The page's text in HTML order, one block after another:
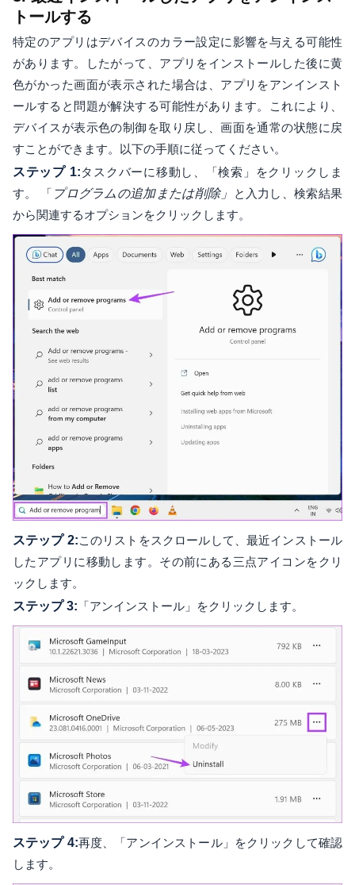
トールする
特定のアプリはデバイスのカラー設定に影響を与える可能性
があります。したがって、アプリをインストールした後に黄
色がかった画面が表示された場合は、アプリをアンインスト
ールすると問題が解決する可能性があります。これにより、
デバイスが表示色の制御を取り戻し、画面を通常の状態に戻
すことができます。以下の手順に従ってください。
ステップ 1:タスクバーに移動し、「検索」をクリックしま
す。 「 プログラムの追加または削除」
と入力し、検索結果
から関連するオプションをクリックします。
ステップ 2:このリストをスクロールして、最近インストール
したアプリに移動します。その前にある三点アイコンをクリ
ックします。
ステップ 3: 「アンインストール」をクリックします。
ステップ 4:再度、「アンインストール」をクリックして確認
します。